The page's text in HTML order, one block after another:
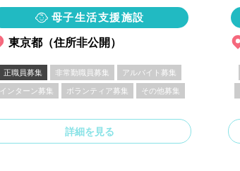
母子生活支援施設
東京都（住所非公開）
正職員募集 非常勤職員募集 アルバイト募集
インターン募集 ボランティア募集 その他募集
詳細を見る